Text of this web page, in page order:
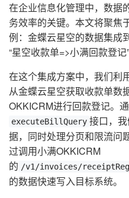
在企业信息化管理中，数据
务效率的关键。本文将聚焦
例：金蝶云星空的数据集成
“星空收款单=>小满回款登记”
在这个集成方案中，我们利
从金蝶云星空获取收款单数
OKKICRM进行回款登记。
executeBillQuery 接口，
据，同时处理分页和限流问
过调用小满OKKICRM
的 /v1/invoices/
的数据快速写入目标系统。